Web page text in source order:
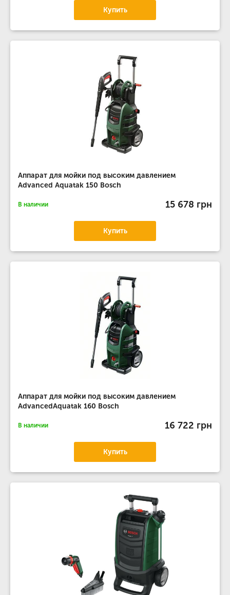
Купить
Аппарат для мойки под высоким давлением
Advanced Aquatak 150 Bosch
В наличии 15 678 грн
Купить
Аппарат для мойки под высоким давлением
AdvancedAquatak 160 Bosch
В наличии 16 722 грн
Купить